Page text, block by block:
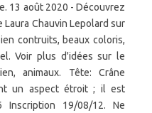
13 août 2020 - Découvrez
Chauvin Lepolard sur
contruits, beaux coloris,
Voir plus d'idées sur le
animaux. Tête: Crâne
un aspect étroit ; il est
Inscription 19/08/12. Ne